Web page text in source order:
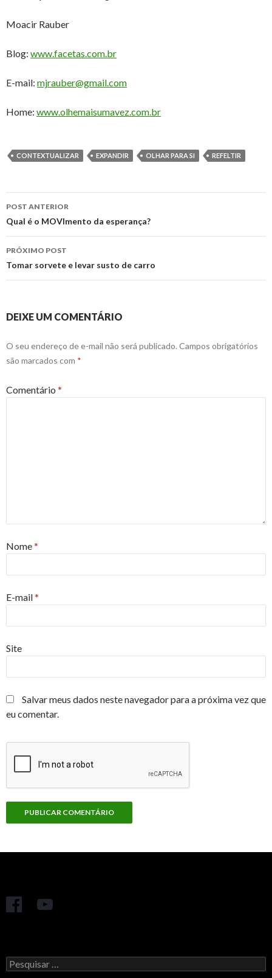
Moacir Rauber
Blog: www.facetas.com.br
E-mail: mjrauber@gmail.com
Home: www.olhemaisumavez.com.br
CONTEXTUALIZAR EXPANDIR OLHAR PARA SI REFELTIR
Navegação
de
posts
POST ANTERIOR
Qual é o MOVImento da esperança?
PRÓXIMO POST
Tomar sorvete e levar susto de carro
DEIXE UM COMENTÁRIO
O seu endereço de e-mail não será publicado. Campos obrigatórios
são marcados com *
Comentário *
Nome*
E-mail*
Site
Salvar meus dados neste navegador para a próxima vez que
eu comentar.
Pesquisar
por: